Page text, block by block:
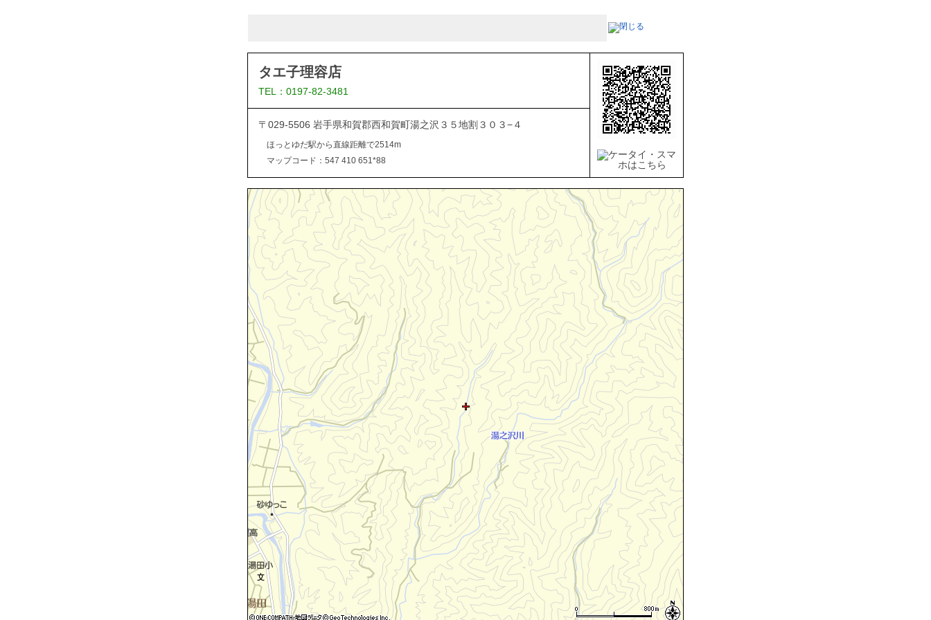
タエ子理容店
TEL：0197-82-3481
〒029-5506 岩手県和賀郡西和賀町湯之沢３５地割３０３−４
ほっとゆだ駅から直線距離で2514m
マップコード：547 410 651*88